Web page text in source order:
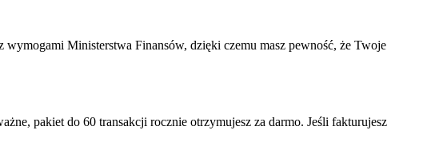
wymogami Ministerstwa Finansów, dzięki czemu masz pewność, że Twoje
pakiet do 60 transakcji rocznie otrzymujesz za darmo. Jeśli fakturujesz